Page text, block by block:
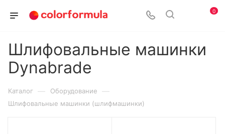
0
Шлифовальные машинки
Dynabrade
Каталог — Оборудование —
Шлифовальные машинки (шлифмашинки)